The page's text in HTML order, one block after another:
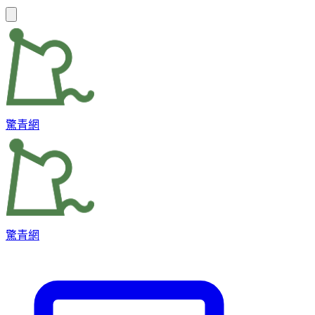
驚青網
驚青網